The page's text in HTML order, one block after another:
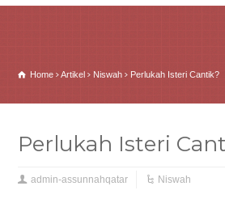
Home Artikel Niswah Perlukah Isteri Cantik?
Perlukah Isteri
admin-assunnahqatar Niswah